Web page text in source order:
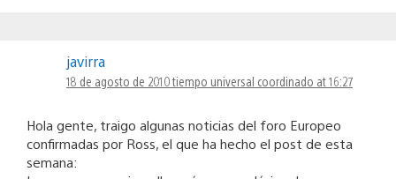
javirra
18 de agosto de 2010 tiempo universal coordinado at 16:27
Hola gente, traigo algunas noticias del foro Europeo
confirmadas por Ross, el que ha hecho el post de esta
semana: